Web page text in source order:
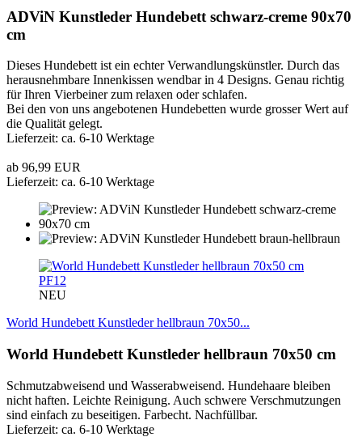
ADViN Kunstleder Hundebett schwarz-creme 90x70
cm
Dieses Hundebett ist ein echter Verwandlungskünstler. Durch das
herausnehmbare Innenkissen wendbar in 4 Designs. Genau richtig
für Ihren Vierbeiner zum relaxen oder schlafen.
Bei den von uns angebotenen Hundebetten wurde grosser Wert auf
die Qualität gelegt.
Lieferzeit: ca. 6-10 Werktage
ab 96,99 EUR
Lieferzeit: ca. 6-10 Werktage
PF12
NEU
World Hundebett Kunstleder hellbraun 70x50...
World Hundebett Kunstleder hellbraun 70x50 cm
Schmutzabweisend und Wasserabweisend. Hundehaare bleiben
nicht haften. Leichte Reinigung. Auch schwere Verschmutzungen
sind einfach zu beseitigen. Farbecht. Nachfüllbar.
Lieferzeit: ca. 6-10 Werktage